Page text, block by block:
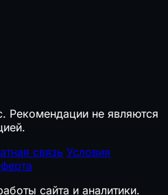
Рекомендации не являются
связь Условия
сайта и аналитики.